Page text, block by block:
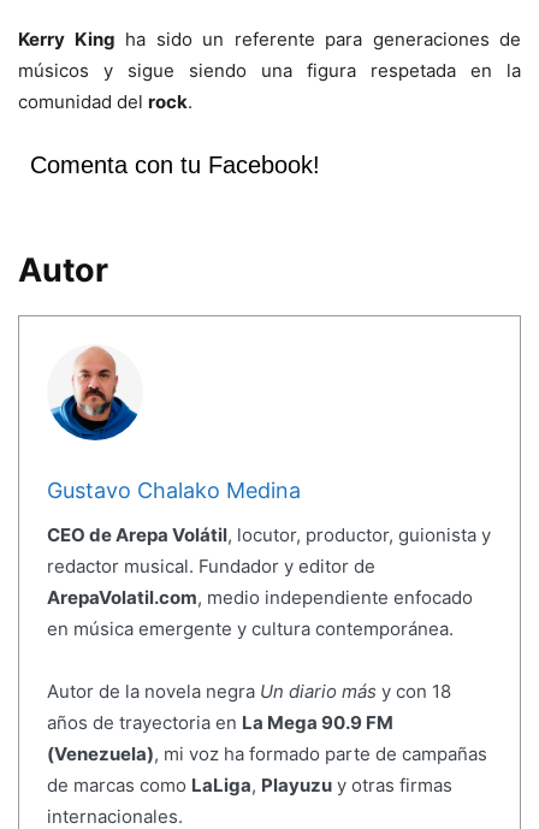
Kerry King ha sido un referente para generaciones de
músicos y sigue siendo una figura respetada en la
comunidad del rock.
Comenta con tu Facebook!
Autor
Gustavo Chalako Medina
CEO de Arepa Volátil, locutor, productor, guionista y
redactor musical. Fundador y editor de
ArepaVolatil.com, medio independiente enfocado
en música emergente y cultura contemporánea.
Autor de la novela negra Un diario más y con 18
años de trayectoria en La Mega 90.9 FM
(Venezuela), mi voz ha formado parte de campañas
de marcas como LaLiga, Playuzuy otras firmas
internacionales.